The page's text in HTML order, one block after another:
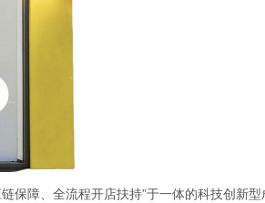
保障、全流程开店扶持”于一体的科技创新型